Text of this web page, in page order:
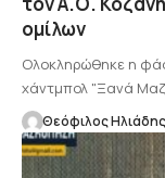
ομίλων
Ολοκληρώθηκε η
χάντμπολ "Ξανά
Θεόφιλος Ηλιάδης